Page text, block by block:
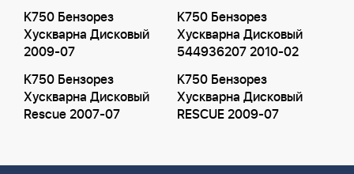
K750 Бензорез
Хускварна Дисковый
2009-07
K750 Бензорез
Хускварна Дисковый
544936207 2010-02
K750 Бензорез
Хускварна Дисковый
Rescue 2007-07
K750 Бензорез
Хускварна Дисковый
RESCUE 2009-07